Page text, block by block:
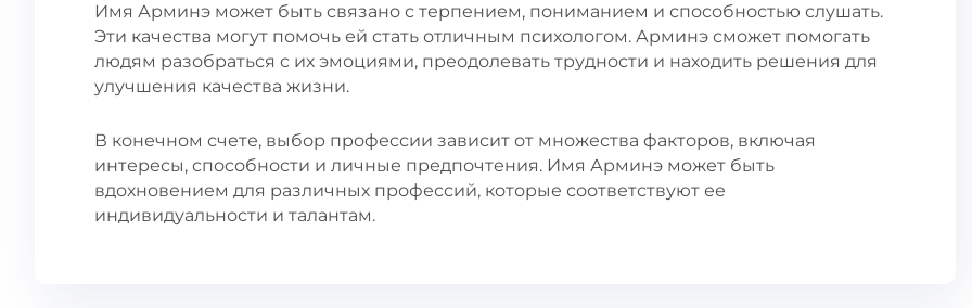
Имя Арминэ может быть связано с терпением, пониманием и способностью слушать.
Эти качества могут помочь ей стать отличным психологом. Арминэ сможет помогать
людям разобраться с их эмоциями, преодолевать трудности и находить решения для
улучшения качества жизни.
В конечном счете, выбор профессии зависит от множества факторов, включая
интересы, способности и личные предпочтения. Имя Арминэ может быть
вдохновением для различных профессий, которые соответствуют ее
индивидуальности и талантам.